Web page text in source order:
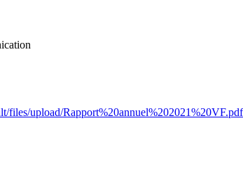
files/upload/Rapport%20annuel%202021%20VF.pdf